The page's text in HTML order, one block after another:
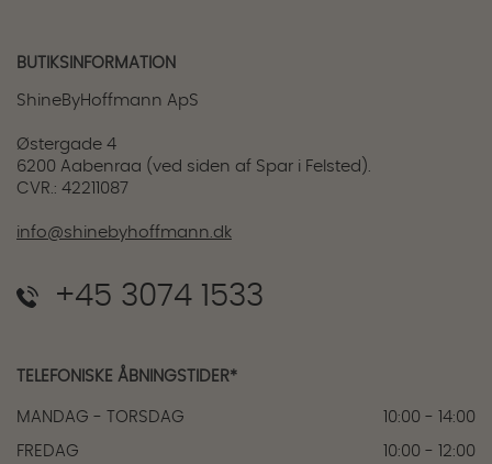
BUTIKSINFORMATION
ShineByHoffmann ApS
Østergade 4
6200 Aabenraa (ved siden af Spar i Felsted).
CVR.: 42211087
info@shinebyhoffmann.dk
+45 3074 1533
TELEFONISKE ÅBNINGSTIDER*
MANDAG - TORSDAG
FREDAG
10:00 - 14:00
10:00 - 12:00